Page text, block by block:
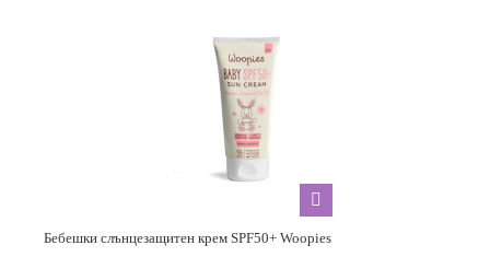
Бебешки слънцезащитен крем SPF50+ Woopies